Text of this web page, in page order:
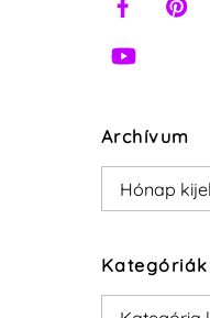
Archívum
Archívum
Kategóriák
Kategóriák